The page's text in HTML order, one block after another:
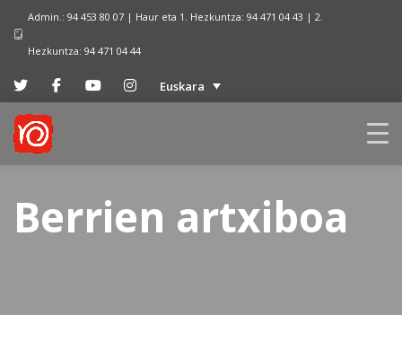
Admin.: 94 453 80 07 | Haur eta 1. Hezkuntza: 94 471 04 43 | 2.
Hezkuntza: 94 471 04 44
Euskara
Berrien artxiboa